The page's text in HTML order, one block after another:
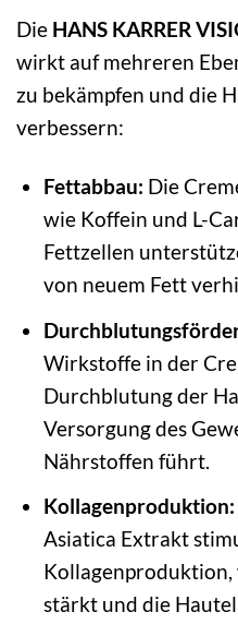
Die HANS KARRER
wirkt auf mehreren
zu bekämpfen und die
verbessern:
Fettabbau: Die
wie Koffein und L-
Fettzellen
von neuem Fett
Wirkstoffe in der
Durchblutung der
Versorgung des
Nährstoffen führt.
Kollagenproduktion:
Asiatica Extrakt
Kollagenproduktion,
stärkt und die